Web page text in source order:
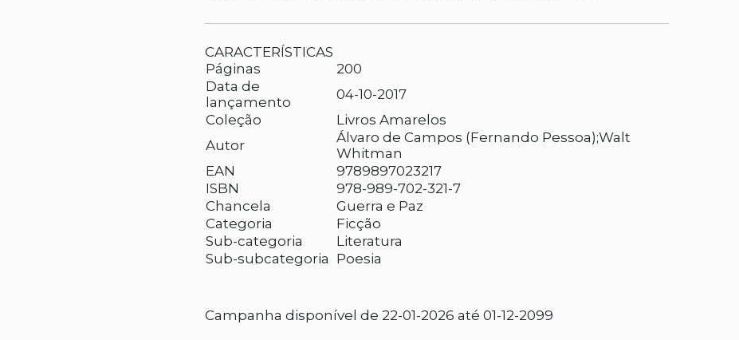
CARACTERÍSTICAS
Páginas
200
Data de
lançamento
04-10-2017
Coleção
Livros Amarelos
Autor
Álvaro de Campos (Fernando Pessoa);Walt
Whitman
EAN
9789897023217
ISBN
978-989-702-321-7
Chancela
Guerra e Paz
Categoria
Ficção
Sub-categoria
Literatura
Sub-subcategoria Poesia
Campanha disponível de 22-01-2026 até 01-12-2099